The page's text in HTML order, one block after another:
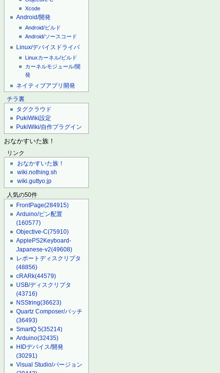
Xcode
Android/開発
Android/ビルド
Android/ソースコード
Linux/デバイスドライバ
Linuxカーネル/ビルド
カーネルモジュール/開
発
ネイティブアプリ開発
チラ裏
タグクラウド
PukiWiki設定
PukiWiki/自作プラグイン
おなかすいた族！
リンク
おなかすいた族！
wiki.nothing.sh
wiki.guttyo.jp
人気の50件
FrontPage(284915)
Arduino/ピン配置
(160577)
Objective-C(75910)
ApplePS2Keyboard-
Japanese-v2(49608)
レポートディスクリプタ
(48856)
cRARk(44579)
USB/ディスクリプタ
(43716)
NSString(36623)
Quartz Composer/パッチ
(36493)
SmartQ 5(35214)
Arduino(32435)
HIDデバイス/開発
(30291)
Visual Studio/バージョン